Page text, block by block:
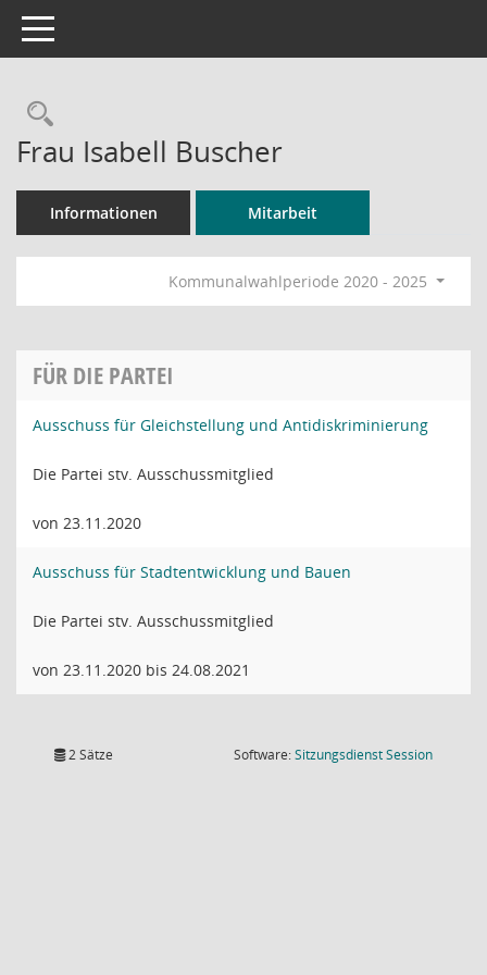
Toggle navigation
Rechercheauswahl
Frau Isabell Buscher
Informationen Mitarbeit
Kommunalwahlperiode 2020 - 2025
FÜR DIE PARTEI
Ausschuss für Gleichstellung und Antidiskriminierung
Die Partei stv. Ausschussmitglied
von 23.11.2020
Ausschuss für Stadtentwicklung und Bauen
Die Partei stv. Ausschussmitglied
von 23.11.2020 bis 24.08.2021
2 Sätze Software:SitzungsdienstSession(Wird in